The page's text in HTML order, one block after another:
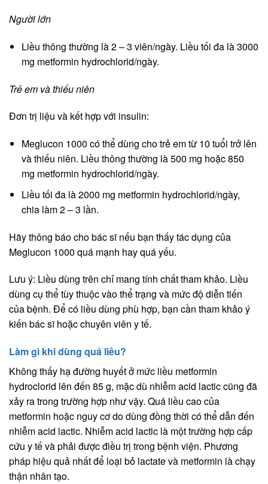
Người lớn
Liều thông thường là 2 – 3 viên/ngày. Liều tối đa là 3000
mg metformin hydrochlorid/ngày.
Trẻ em và thiếu niên
Đơn trị liệu và kết hợp với insulin:
Meglucon 1000 có thể dùng cho trẻ em từ 10 tuổi trở lên
và thiếu niên. Liều thông thường là 500 mg hoặc 850
mg metformin hydrochlorid/ngày.
Liều tối đa là 2000 mg metformin hydrochlorid/ngày,
chia làm 2 – 3 lần.
Hãy thông báo cho bác sĩ nếu bạn thấy tác dụng của
Meglucon 1000 quá mạnh hay quá yếu.
Lưu ý: Liều dùng trên chỉ mang tính chất tham khảo. Liều
dùng cụ thể tùy thuộc vào thể trạng và mức độ diễn tiến
của bệnh. Để có liều dùng phù hợp, bạn cần tham khảo ý
kiến bác sĩ hoặc chuyên viên y tế.
Làm gì khi dùng quá liều?
Không thấy hạ đường huyết ở mức liều metformin
hydroclorid lên đến 85 g, mặc dù nhiễm acid lactic cũng đã
xảy ra trong trường hợp như vậy. Quá liều cao của
metformin hoặc nguy cơ do dùng đồng thời có thể dẫn đến
nhiễm acid lactic. Nhiễm acid lactic là một trường hợp cấp
cứu y tế và phải được điều trị trong bệnh viện. Phương
pháp hiệu quả nhất để loại bỏ lactate và metformin là chạy
thận nhân tạo.